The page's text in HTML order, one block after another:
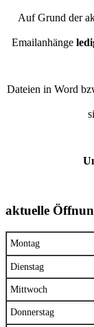
Auf Grund der
Emailanhänge
Dateien in Word
aktuelle
Montag
Dienstag
Mittwoch
Donnerstag